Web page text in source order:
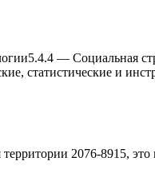
5.4.4 — Социальная
статистические и
2076-8915, это